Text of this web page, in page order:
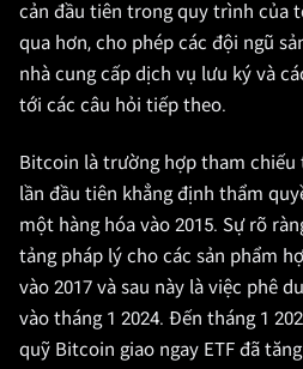
cản đầu tiên trong quy trình của
qua hơn, cho phép các đội ngũ
nhà cung cấp dịch vụ lưu ký và
tới các câu hỏi tiếp theo.
Bitcoin là trường hợp tham chiếu
lần đầu tiên khẳng định thẩm
một hàng hóa vào 2015. Sự rõ
tảng pháp lý cho các sản phẩm
vào 2017 và sau này là việc phê
vào tháng 1 2024. Đến tháng 1
quỹ Bitcoin giao ngay ETF đã